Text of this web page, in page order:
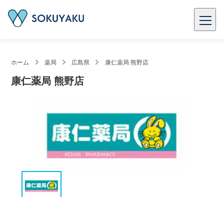
ホーム 薬局 広島県 康仁薬局 熊野店
康仁薬局 熊野店